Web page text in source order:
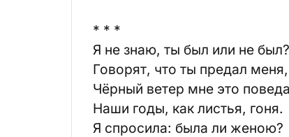
* * *
Я не знаю, ты был или не был?
Говорят, что ты предал
Чёрный ветер мне это
Наши годы, как листья, гоня.
Я спросила: была ли женою?